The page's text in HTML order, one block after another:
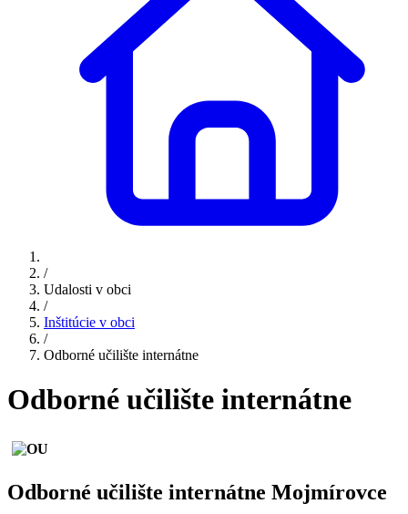
/
Udalosti v obci
/
Inštitúcie v obci
/
Odborné učilište internátne
Odborné učilište internátne
Odborné učilište internátne Mojmírovce